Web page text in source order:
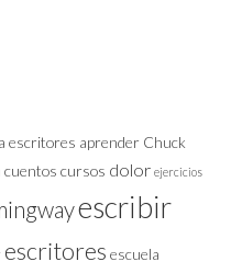
escritores aprender Chuck
cuentos cursos dolor ejercicios
escribir
escritores escuela